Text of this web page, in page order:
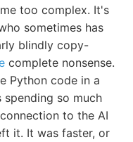
too complex. It's
sometimes has
blindly copy-
complete nonsense.
Python code in a
spending so much
to the AI
it. It was faster, or